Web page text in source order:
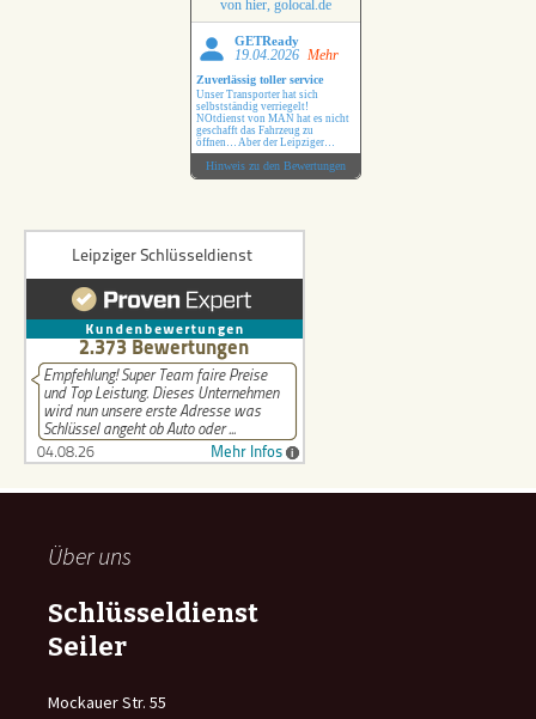
Zuverlässig toller service
Unser Transporter hat sich
selbstständig verriegelt!
NOtdienst von MAN hat es nicht
geschafft das Fahrzeug zu
Schlüsseldienst hat das ohne
Probleme erledigt !
Hinweis zu den Bewertungen
Schlüsseldienst
Seiler
Mockauer Str. 55
04357 Leipzig
eMail: